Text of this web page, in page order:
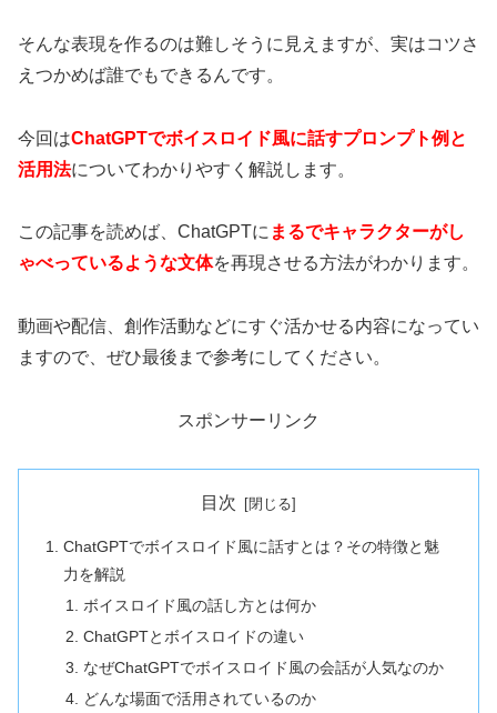
そんな表現を作るのは難しそうに見えますが、実はコツさ
えつかめば誰でもできるんです。
今回はChatGPTでボイスロイド風に話すプロンプト例と
活用法についてわかりやすく解説します。
この記事を読めば、ChatGPTに まるでキャラクターがし
ゃべっているような文体を再現させる方法がわかります。
動画や配信、創作活動などにすぐ活かせる内容になってい
ますので、ぜひ最後まで参考にしてください。
スポンサーリンク
目次
ChatGPTでボイスロイド風に話すとは？その特徴と魅
力を解説
ボイスロイド風の話し方とは何か
ChatGPTとボイスロイドの違い
なぜChatGPTでボイスロイド風の会話が人気なのか
どんな場面で活用されているのか